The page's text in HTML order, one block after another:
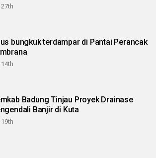
bungkuk terdampar di Pantai Perancak
Badung Tinjau Proyek Drainase
Banjir di Kuta